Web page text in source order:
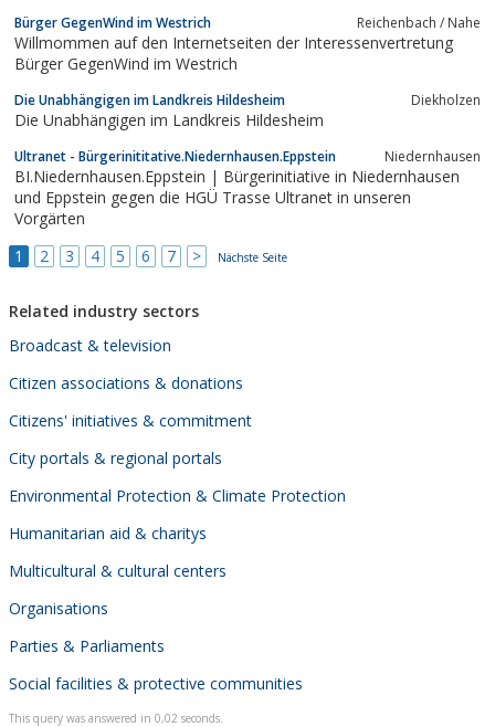
unsere Kinder vor staatlicher Willkür zu schützen.
Bürger GegenWind im Westrich Reichenbach / Nahe
Willmommen auf den Internetseiten der Interessenvertretung
Bürger GegenWind im Westrich
Die Unabhängigen im Landkreis Hildesheim Diekholzen
Die Unabhängigen im Landkreis Hildesheim
Ultranet - Bürgerinititative.Niedernhausen.Eppstein Niedernhausen
BI.Niedernhausen.Eppstein | Bürgerinitiative in Niedernhausen
und Eppstein gegen die HGÜ Trasse Ultranet in unseren
Vorgärten
1
2 3 4 5 6 7 > Nächste Seite
Related industry sectors
Broadcast & television
Citizen associations & donations
Citizens' initiatives & commitment
City portals & regional portals
Environmental Protection & Climate Protection
Humanitarian aid & charitys
Multicultural & cultural centers
Organisations
Parties & Parliaments
Social facilities & protective communities
This query was answered in 0,02 seconds.